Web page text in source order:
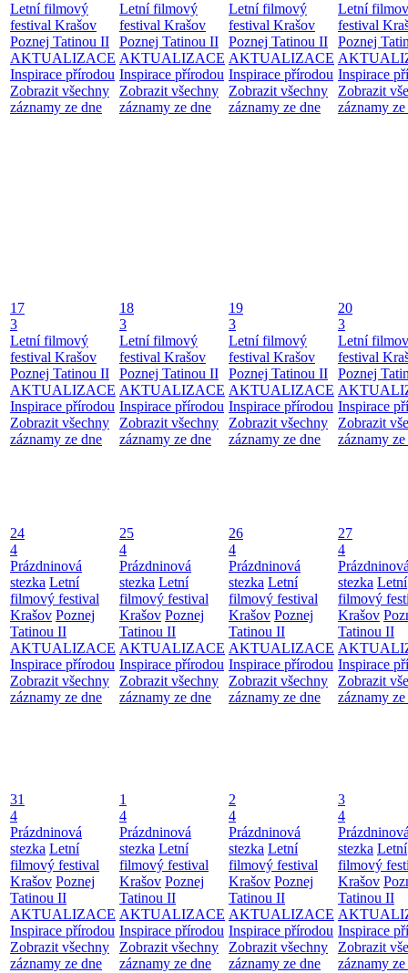
Letní filmový
festival Krašov
Poznej Tatinou II
AKTUALIZACE
Inspirace přírodou
Zobrazit všechny
záznamy ze dne
Letní filmový
festival Krašov
Poznej Tatinou II
AKTUALIZACE
Inspirace přírodou
Zobrazit všechny
záznamy ze dne
Letní filmový
festival Krašov
Poznej Tatinou II
AKTUALIZACE
Inspirace přírodou
Zobrazit všechny
záznamy ze dne
Letní
festival
Poznej
Inspirace
Zobrazit
záznamy
17
3
Letní filmový
festival Krašov
Poznej Tatinou II
AKTUALIZACE
Inspirace přírodou
Zobrazit všechny
záznamy ze dne
18
3
Letní filmový
festival Krašov
Poznej Tatinou II
AKTUALIZACE
Inspirace přírodou
Zobrazit všechny
záznamy ze dne
19
3
Letní filmový
festival Krašov
Poznej Tatinou II
AKTUALIZACE
Inspirace přírodou
Zobrazit všechny
záznamy ze dne
20
3
Letní
festival
Poznej
Inspirace
Zobrazit
záznamy
24
4
Prázdninová
stezka Letní
filmový festival
Krašov Poznej
Tatinou II
AKTUALIZACE
Inspirace přírodou
Zobrazit všechny
záznamy ze dne
25
4
Prázdninová
stezka Letní
filmový festival
Krašov Poznej
Tatinou II
AKTUALIZACE
Inspirace přírodou
Zobrazit všechny
záznamy ze dne
26
4
Prázdninová
stezka Letní
filmový festival
Krašov Poznej
Tatinou II
AKTUALIZACE
Inspirace přírodou
Zobrazit všechny
záznamy ze dne
27
4
stezka Letní
filmový
Krašov
Tatinou II
Inspirace
Zobrazit
záznamy
31
4
Prázdninová
stezka Letní
filmový festival
Krašov Poznej
Tatinou II
AKTUALIZACE
Inspirace přírodou
Zobrazit všechny
záznamy ze dne
1
4
Prázdninová
stezka Letní
filmový festival
Krašov Poznej
Tatinou II
AKTUALIZACE
Inspirace přírodou
Zobrazit všechny
záznamy ze dne
2
4
Prázdninová
stezka Letní
filmový festival
Krašov Poznej
Tatinou II
AKTUALIZACE
Inspirace přírodou
Zobrazit všechny
záznamy ze dne
3
4
stezka Letní
filmový
Krašov
Tatinou II
Inspirace
Zobrazit
záznamy